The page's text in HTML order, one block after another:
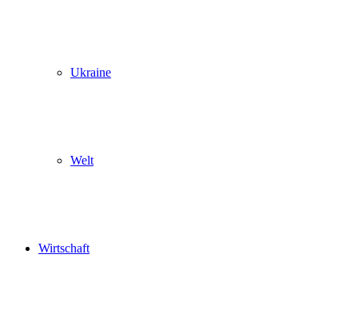
Ukraine
Welt
Wirtschaft